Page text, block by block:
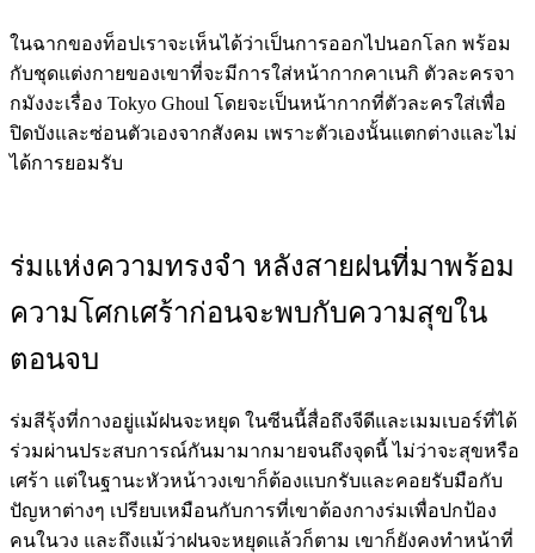
ในฉากของท็อปเราจะเห็นได้ว่าเป็นการออกไปนอกโลก พร้อม
กับชุดแต่งกายของเขาที่จะมีการใส่หน้ากากคาเนกิ ตัวละครจา
กมังงะเรื่อง Tokyo Ghoul โดยจะเป็นหน้ากากที่ตัวละครใส่เพื่อ
ปิดบังและซ่อนตัวเองจากสังคม เพราะตัวเองนั้นแตกต่างและไม่
ได้การยอมรับ
ร่มแห่งความทรงจำ หลังสายฝนที่มาพร้อม
ความโศกเศร้าก่อนจะพบกับความสุขใน
ตอนจบ
ร่มสีรุ้งที่กางอยู่แม้ฝนจะหยุด ในซีนนี้สื่อถึงจีดีและเมมเบอร์ที่ได้
ร่วมผ่านประสบการณ์กันมามากมายจนถึงจุดนี้ ไม่ว่าจะสุขหรือ
เศร้า แต่ในฐานะหัวหน้าวงเขาก็ต้องแบกรับและคอยรับมือกับ
ปัญหาต่างๆ เปรียบเหมือนกับการที่เขาต้องกางร่มเพื่อปกป้อง
คนในวง และถึงแม้ว่าฝนจะหยุดแล้วก็ตาม เขาก็ยังคงทำหน้าที่